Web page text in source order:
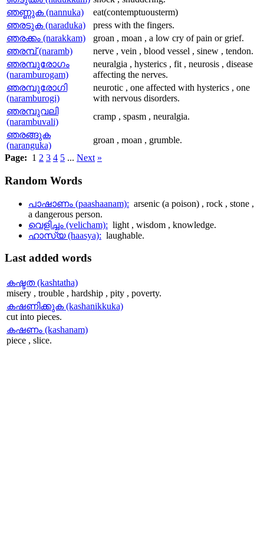
ഞണ്ണുക (nannuka)
eat(contemptuousterm)
ഞരടുക (naraduka)
press with the fingers.
ഞരക്കം (narakkam)
groan , moan , a low cry of pain or grief.
ഞരമ്പ് (naramb)
nerve , vein , blood vessel , sinew , tendon.
ഞരമ്പുരോഗം
(naramburogam)
neuralgia , hysterics , fit , neurosis , disease
affecting the nerves.
ഞരമ്പുരോഗി
(naramburogi)
neurotic , one affected with hysterics , one
with nervous disorders.
ഞരമ്പുവലി
(narambuvali)
cramp , spasm , neuralgia.
ഞരങ്ങുക
(naranguka)
groan , moan , grumble.
Page: 1 2 3 4 5 ... Next »
Random Words
പാഷാണം (paashaanam): arsenic (a poison) , rock , stone ,
a dangerous person.
വെളിച്ചം (velicham): light , wisdom , knowledge.
ഹാസ്യ (haasya): laughable.
Lastadded words
കഷ്ടത (kashtatha)
misery , trouble , hardship , pity , poverty.
കഷണിക്കുക (kashanikkuka)
cut into pieces.
കഷണം (kashanam)
piece , slice.